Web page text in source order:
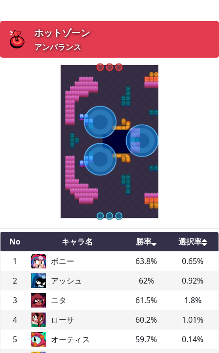
ホットゾーン
アンバランス
No キャラ名 勝率
選択率
1
ボニー 63.8% 0.65%
2
アッシュ 62% 0.92%
3
ニタ 61.5% 1.8%
4
ローサ 60.2% 1.01%
5
オーティス 59.7% 0.14%